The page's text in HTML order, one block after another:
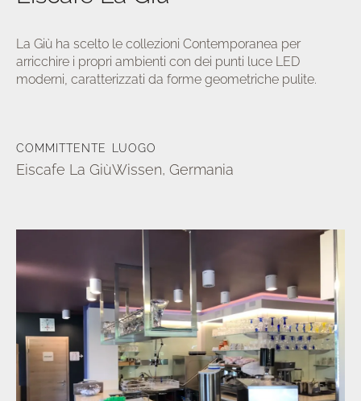
La Giù ha scelto le collezioni Contemporanea per
arricchire i propri ambienti con dei punti luce LED
moderni, caratterizzati da forme geometriche pulite.
COMMITTENTE
Eiscafe La Giù
LUOGO
Wissen, Germania
disattiva